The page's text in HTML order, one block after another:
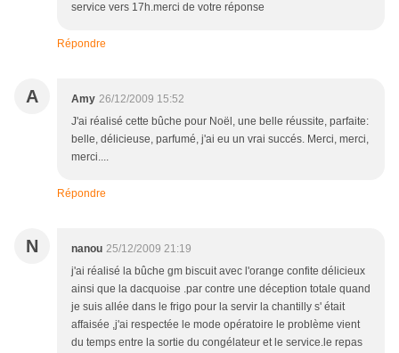
service vers 17h.merci de votre réponse
Répondre
A Amy 26/12/2009 15:52
J'ai réalisé cette bûche pour Noël, une belle réussite, parfaite:
belle, délicieuse, parfumé, j'ai eu un vrai succés. Merci, merci,
merci....
Répondre
N nanou 25/12/2009 21:19
j'ai réalisé la bûche gm biscuit avec l'orange confite délicieux
ainsi que la dacquoise .par contre une déception totale quand
je suis allée dans le frigo pour la servir la chantilly s' était
affaisée ,j'ai respectée le mode opératoire le problème vient
du temps entre la sortie du congélateur et le service.le repas